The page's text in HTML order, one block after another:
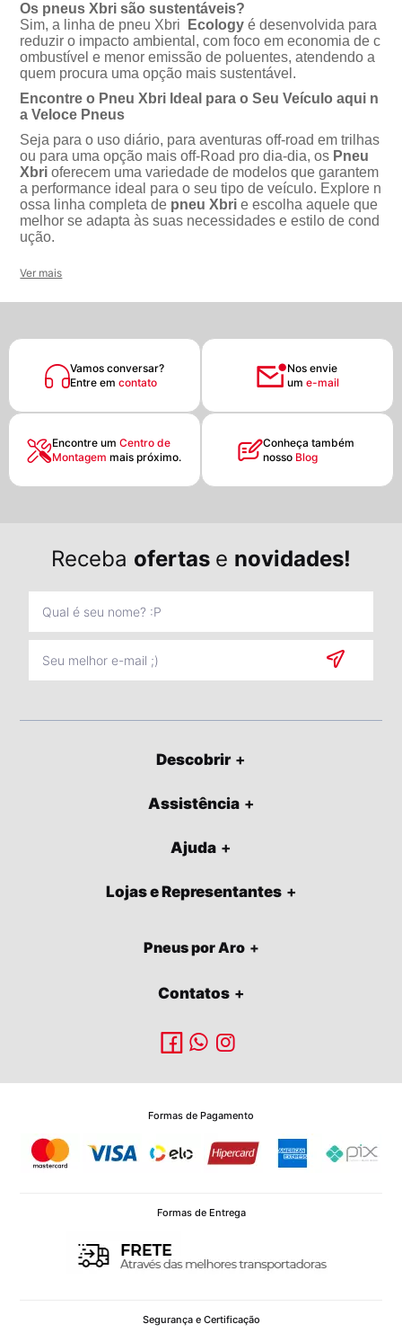
Os pneus Xbri são sustentáveis?
Sim, a linha de pneu Xbri
Ecology é desenvolvida para
reduzir o impacto ambiental, com foco em economia de c
ombustível e menor emissão de poluentes, atendendo a
quem procura uma opção mais sustentável.
Encontre o Pneu Xbri Ideal para o Seu Veículo aqui n
a Veloce Pneus
Seja para o uso diário, para aventuras off-road em trilhas
ou para uma opção mais off-Road pro dia-dia, os Pneu
Xbri oferecem uma variedade de modelos que garantem
a performance ideal para o seu tipo de veículo. Explore n
ossa linha completa de pneu Xbri e escolha aquele que
melhor se adapta às suas necessidades e estilo de cond
ução.
Ver mais
Vamos conversar?
Entre em contato
Nos envie
um e-mail
Encontre umCentro de
Montagemmais próximo.
Conheça também
nosso Blog
Receba ofertas e novidades!
Descobrir
Assistência
Ajuda
Lojas e Representantes
Pneus por Aro
Contatos
Formas de Pagamento
Formas de Entrega
Segurança e Certificação